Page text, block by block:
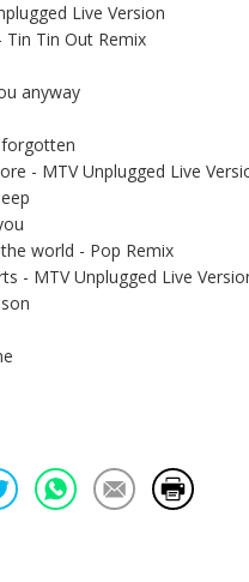
Live Version
Tin Tin Out Remix
anyway
- MTV Unplugged Live
world - Pop Remix
- MTV Unplugged Live